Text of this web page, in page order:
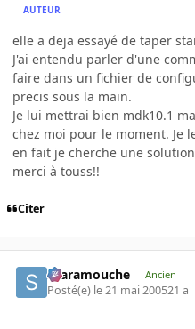
AUTEUR
elle a deja essayé de taper
J'ai entendu parler d'une
faire dans un fichier de
precis sous la main.
Je lui mettrai bien mdk10.1
chez moi pour le moment. Je
en fait je cherche une
merci à touss!!
Citer
Scaramouche Ancien
Posté(e) le 21 mai 200521 a